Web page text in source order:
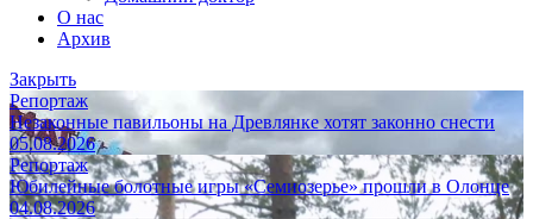
О нас
Архив
Закрыть
Репортаж
Незаконные павильоны на Древлянке хотят законно снести
05.08.2026
Репортаж
Юбилейные болотные игры «Семиозерье» прошли в Олонце
04.08.2026